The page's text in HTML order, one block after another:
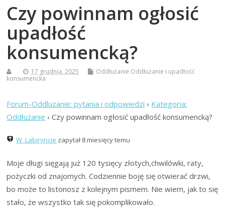
Czy powinnam ogłosić
upadłość
konsumencką?
17 grudnia, 2025 Oddłużanie Oddłużanie i upadłość
konsumencka
Forum-Oddluzanie: pytania i odpowiedzi › Kategoria:
Oddłużanie ›Czy powinnam ogłosić upadłość konsumencką?
W_Labiryncie zapytał 8 miesięcy temu
Moje długi sięgają już 120 tysięcy złotych,chwilówki, raty,
pożyczki od znajomych. Codziennie boję się otwierać drzwi,
bo może to listonosz z kolejnym pismem. Nie wiem, jak to się
stało, że wszystko tak się pokomplikowało.